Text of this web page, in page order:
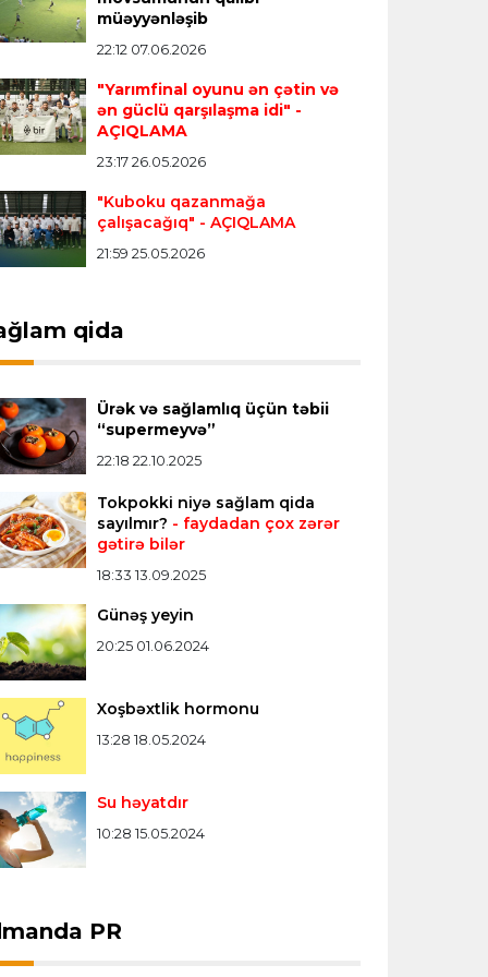
21:05 08.08.2026
futbolçusu “River Pleyt”ə
20:58 08.08.2026
Hem” “Tottenhem”in
transfer edir
20:51 08.08.2026
finalçılar bəlli oldu
“Kürü keçək?! 5” yarışı
- Qaliblər müəyyənləşdi
1 20:24 08.08.2026
öz komandasının "Formula
iştirak etməyəcəyini açıqladı
xəbərlər >>>
müəyyənləşib
22:12 07.06.2026
"Yarımfinal oyunu ən çətin və
ən güclü qarşılaşma idi" -
AÇIQLAMA
23:17 26.05.2026
"Kuboku qazanmağa
çalışacağıq" - AÇIQLAMA
21:59 25.05.2026
qida
Ürək və sağlamlıq üçün təbii
“supermeyvə”
22:18 22.10.2025
Tokpokki niyə sağlam qida
sayılmır? - faydadan çox zərər
gətirə bilər
18:33 13.09.2025
Günəş yeyin
20:25 01.06.2024
Xoşbəxtlik hormonu
13:28 18.05.2024
Su həyatdır
10:28 15.05.2024
PR